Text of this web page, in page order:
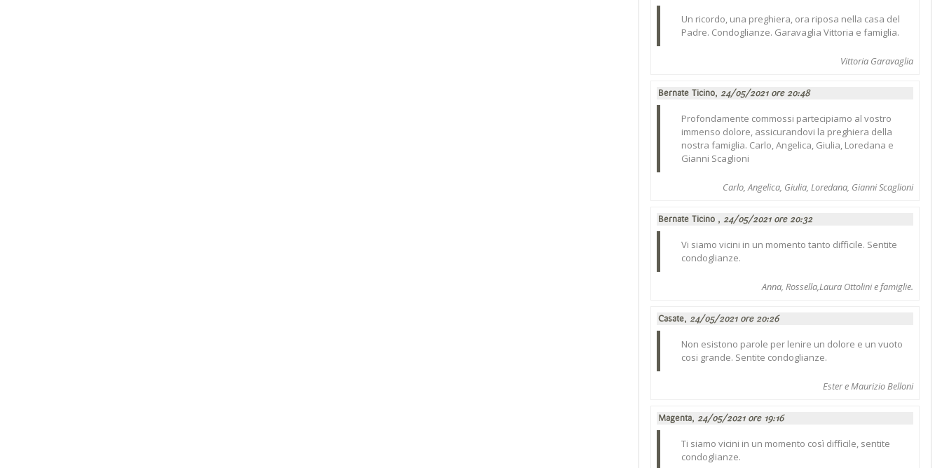
Un ricordo, una preghiera, ora riposa nella casa del
Padre. Condoglianze. Garavaglia Vittoria e famiglia.
Vittoria Garavaglia
Bernate Ticino, 24/05/2021 ore 20:48
Profondamente commossi partecipiamo al vostro
immenso dolore, assicurandovi la preghiera della
nostra famiglia. Carlo, Angelica, Giulia, Loredana e
Gianni Scaglioni
Carlo, Angelica, Giulia, Loredana, Gianni Scaglioni
Bernate Ticino , 24/05/2021 ore 20:32
Vi siamo vicini in un momento tanto difficile. Sentite
condoglianze.
Anna, Rossella,Laura Ottolini e famiglie.
Casate, 24/05/2021 ore 20:26
Non esistono parole per lenire un dolore e un vuoto
cosi grande. Sentite condoglianze.
Ester e Maurizio Belloni
Magenta, 24/05/2021 ore 19:16
Ti siamo vicini in un momento così difficile, sentite
condoglianze.